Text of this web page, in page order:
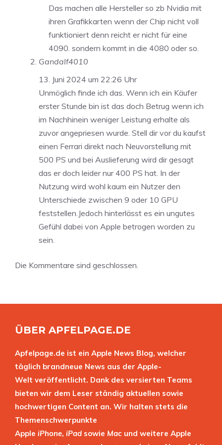
Das machen alle Hersteller so zb Nvidia mit
ihren Grafikkarten wenn der Chip nicht voll
funktioniert denn reicht er nicht für eine
4090. sondern kommt in die 4080 oder so.
Gandalf4010
13. Juni 2024 um 22:26 Uhr
Unmöglich finde ich das. Wenn ich ein Käufer
erster Stunde bin ist das doch Betrug wenn ich
im Nachhinein weniger Leistung erhalte als
zuvor angepriesen wurde. Stell dir vor du kaufst
einen Ferrari direkt nach Neuvorstellung mit
500 PS und bei Auslieferung wird dir gesagt
das er doch leider nur 400 PS hat. In der
Nutzung wird wohl kaum ein Nutzer den
Unterschiede zwischen 9 oder 10 GPU
feststellen.Jedoch hinterlässt es ein ungutes
Gefühl dabei von Apple betrogen worden zu
sein.
Die Kommentare sind geschlossen.
ÜBER APFELPAGE.DE
Apfelpage.de ist ein Apple News Blog, welcher
täglich brandneue News aus der Apple-
Welt veröffentlicht. Dank des versierten Teams
bieten wir dem Leser ständig aktuellen sowie
hochwertigen Content an. Wir halten stets die
Themenschwerpunkte
Apple iPhone, iPad sowie Mac und weitere Apple